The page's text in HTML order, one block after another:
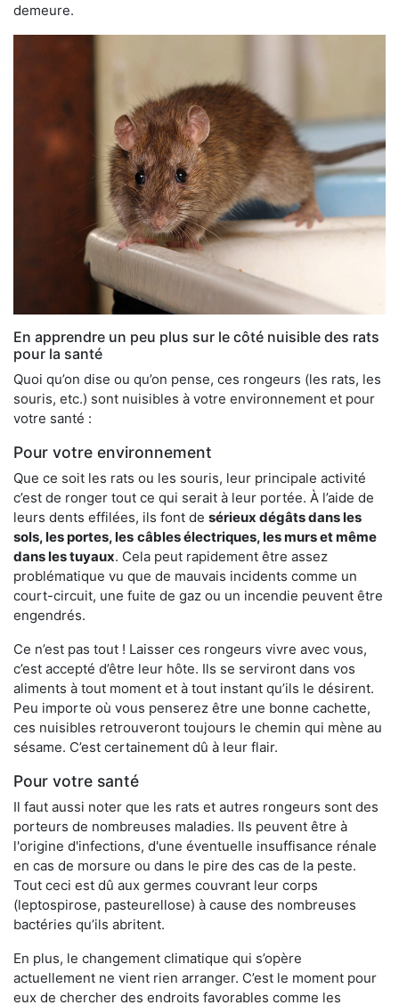
demeure.
En apprendre un peu plus sur le côté nuisible des rats
pour la santé
Quoi qu’on dise ou qu’on pense, ces rongeurs (les rats, les
souris, etc.) sont nuisibles à votre environnement et pour
votre santé :
Pour votre environnement
Que ce soit les rats ou les souris, leur principale activité
c’est de ronger tout ce qui serait à leur portée. À l’aide de
leurs dents effilées, ils font de sérieux dégâts dans les
sols, les portes, les câbles électriques, les murs et même
dans les tuyaux. Cela peut rapidement être assez
problématique vu que de mauvais incidents comme un
court-circuit, une fuite de gaz ou un incendie peuvent être
engendrés.
Ce n’est pas tout ! Laisser ces rongeurs vivre avec vous,
c’est accepté d’être leur hôte. Ils se serviront dans vos
aliments à tout moment et à tout instant qu’ils le désirent.
Peu importe où vous penserez être une bonne cachette,
ces nuisibles retrouveront toujours le chemin qui mène au
sésame. C’est certainement dû à leur flair.
Pour votre santé
Il faut aussi noter que les rats et autres rongeurs sont des
porteurs de nombreuses maladies. Ils peuvent être à
l'origine d'infections, d'une éventuelle insuffisance rénale
en cas de morsure ou dans le pire des cas de la peste.
Tout ceci est dû aux germes couvrant leur corps
(leptospirose, pasteurellose) à cause des nombreuses
bactéries qu’ils abritent.
En plus, le changement climatique qui s’opère
actuellement ne vient rien arranger. C’est le moment pour
eux de chercher des endroits favorables comme les